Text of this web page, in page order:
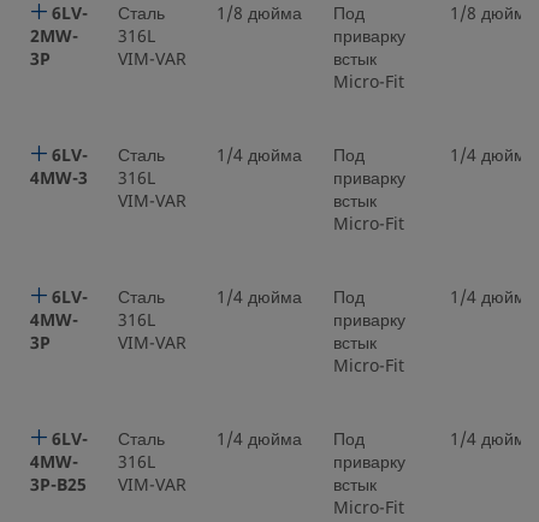
6LV-
2MW-
3P
Сталь
316L
VIM-VAR
1/8 дюйма
Под
приварку
встык
Micro-Fit
1/8 дюйма
6LV-
4MW-3
Сталь
316L
VIM-VAR
1/4 дюйма
Под
приварку
встык
Micro-Fit
1/4 дюйма
6LV-
4MW-
3P
Сталь
316L
VIM-VAR
1/4 дюйма
Под
приварку
встык
Micro-Fit
1/4 дюйма
6LV-
4MW-
3P-B25
Сталь
316L
VIM-VAR
1/4 дюйма
Под
приварку
встык
Micro-Fit
1/4 дюйма